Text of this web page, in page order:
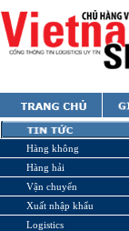
Hàng không
Hàng hải
Vận chuyển
Xuất nhập khẩu
Logistics